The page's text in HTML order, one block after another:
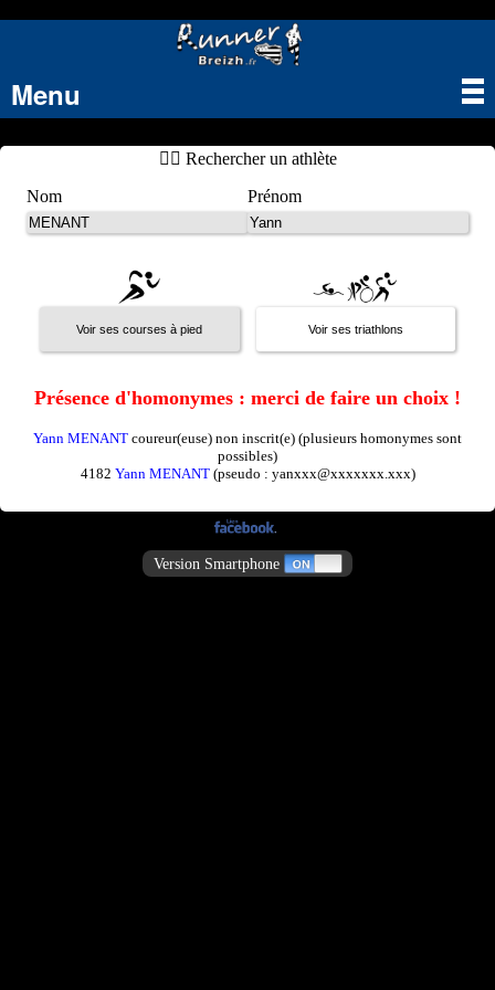
Menu
🏃‍♂️ Rechercher un athlète
Nom
Prénom
Présence d'homonymes : merci de faire un choix !
Yann MENANT coureur(euse) non inscrit(e) (plusieurs homonymes sont
possibles)
4182 Yann MENANT(pseudo : yanxxx@xxxxxxx.xxx)
Version Smartphone